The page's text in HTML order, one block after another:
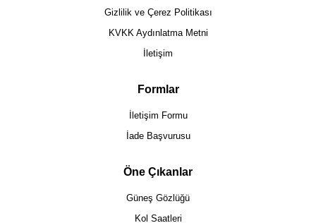
Gizlilik ve Çerez Politikası
KVKK Aydınlatma Metni
İletişim
Formlar
İletişim Formu
İade Başvurusu
Öne Çıkanlar
Güneş Gözlüğü
Kol Saatleri